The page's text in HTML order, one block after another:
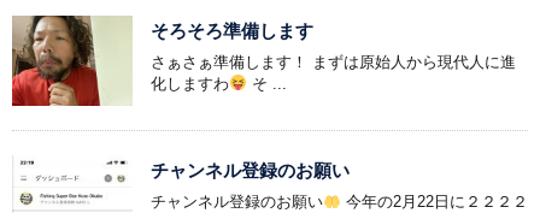
そろそろ準備します
さぁさぁ準備します！ まずは原始人から現代人に進
化しますわ
そ ...
チャンネル登録のお願い
チャンネル登録のお願い
今年の2月22日に２２２２